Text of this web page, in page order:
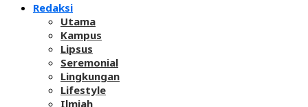
Redaksi
Utama
Kampus
Lipsus
Seremonial
Lingkungan
Lifestyle
Ilmiah